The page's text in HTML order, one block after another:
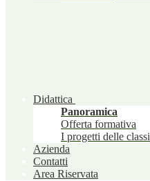
Didattica
Panoramica
Offerta formativa
I progetti delle classi
Azienda
Contatti
Area Riservata